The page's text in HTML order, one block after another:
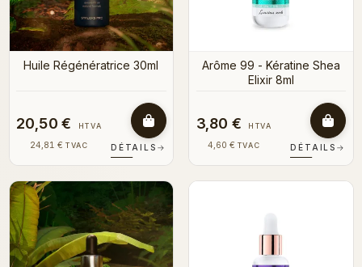
Huile Régénératrice 30ml
20,50 € HTVA
24,81 € TVAC DÉTAILS →
Arôme 99 - Kératine Shea
Elixir 8ml
3,80 € HTVA
4,60 € TVAC DÉTAILS →